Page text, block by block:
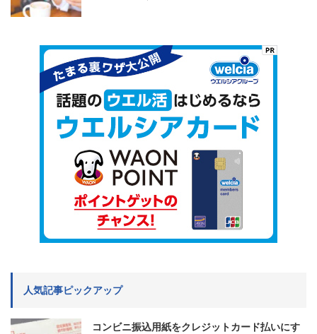
人気記事ピックアップ
コンビニ振込用紙をクレジットカード払いにす